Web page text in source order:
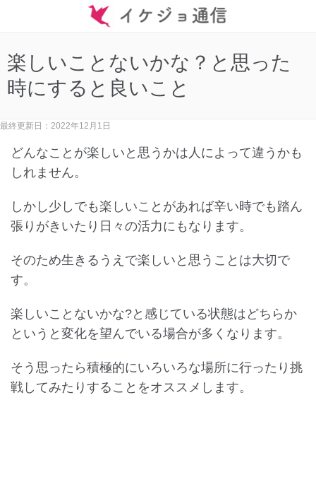
楽しいことないかな？と思った
時にすると良いこと
最終更新日：2022年12月1日
どんなことが楽しいと思うかは人によって違うかも
しれません。
しかし少しでも楽しいことがあれば辛い時でも踏ん
張りがきいたり日々の活力にもなります。
そのため生きるうえで楽しいと思うことは大切で
す。
楽しいことないかな?と感じている状態はどちらか
というと変化を望んでいる場合が多くなります。
そう思ったら積極的にいろいろな場所に行ったり挑
戦してみたりすることをオススメします。